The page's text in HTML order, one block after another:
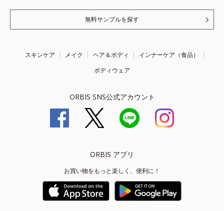
無料サンプルを探す
スキンケア メイク ヘア＆ボディ
インナーケア（食品）
ボディウェア
ORBIS SNS公式アカウント
ORBIS アプリ
お買い物をもっと楽しく、便利に！